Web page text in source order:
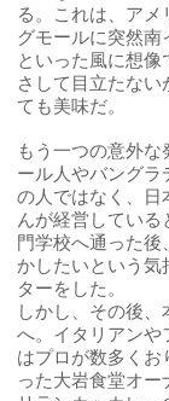
る。これは、ア
グモールに突然南
といった風に想
さして目立たない
ても美味だ。
もう一つの意外
ール人やバングラ
の人ではなく、日
んが経営してい
門学校へ通った
かしたいという気
ターをした。
しかし、その後
へ。イタリアンや
はプロが数多く
った大岩食堂オー